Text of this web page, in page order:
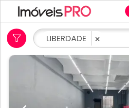
LIBERDADE ×